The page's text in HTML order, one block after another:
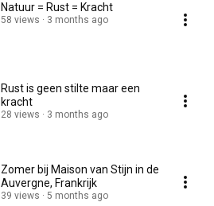
Natuur = Rust = Kracht
58 views 3 months ago
Rust is geen stilte maar een
kracht
28 views 3 months ago
Zomer bij Maison van Stijn in de
Auvergne, Frankrijk
39 views 5 months ago